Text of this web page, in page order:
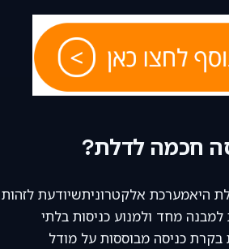
חכמה לדלת?
היאמערכת אלקטרוניתשיודעת לזהות
מחד ולמנוע כניסות בלתי
כניסה מבוססות על מודל